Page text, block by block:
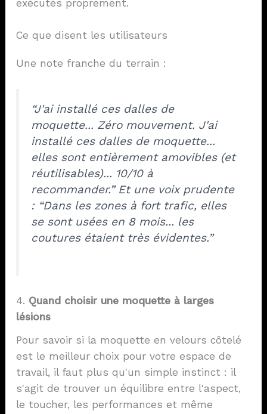
exécutés proprement.
Ce que disent les utilisateurs
Une note franche du terrain :
“J'ai installé ces dalles de
moquette... Zéro mouvement. J'ai
installé ces dalles de moquette...
elles sont entièrement amovibles (et
réutilisables)... 10/10 à
recommander.” Et une voix prudente
: “Dans les zones à fort trafic, elles
se sont usées en 8 mois... les
coutures étaient très évidentes.”
4. Quand choisir une moquette à larges
lésions
Pour savoir si la moquette en velours côtelé
est le meilleur choix pour votre espace de
travail, il faut plus qu'un simple instinct : il
s'agit de trouver un équilibre entre l'aspect,
le toucher, les performances et même